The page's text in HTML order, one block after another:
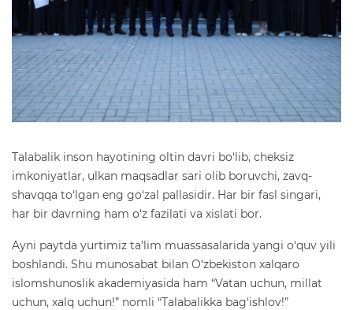
Talabalik inson hayotining oltin davri bo‘lib, cheksiz
imkoniyatlar, ulkan maqsadlar sari olib boruvchi, zavq-
shavqqa to‘lgan eng go‘zal pallasidir. Har bir fasl singari,
har bir davrning ham o‘z fazilati va xislati bor.
Ayni paytda yurtimiz ta’lim muassasalarida yangi o‘quv yili
boshlandi. Shu munosabat bilan O‘zbekiston xalqaro
islomshunoslik akademiyasida ham “Vatan uchun, millat
uchun, xalq uchun!” nomli “Talabalikka bag‘ishlov!”